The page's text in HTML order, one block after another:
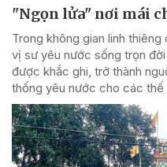
"Ngọn lửa" nơi mái
Trong không gian linh
vị sư yêu nước sống trọn
được khắc ghi, trở thành
thống yêu nước cho các thế